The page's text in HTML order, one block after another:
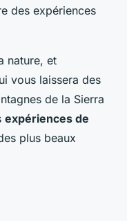
des expériences
nature, et
vous laissera des
de la Sierra
expériences de
plus beaux